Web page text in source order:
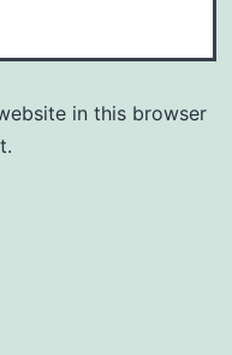
in this browser